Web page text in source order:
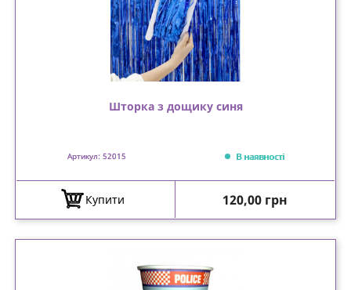
Шторка з дощику синя
Артикул: 52015 В наявності
Купити Ціна
120,00 грн